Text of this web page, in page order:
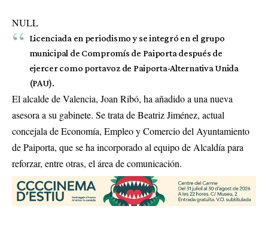
NULL
Licenciada en periodismo y se integró en el grupo
municipal de Compromís de Paiporta después de
ejercer como portavoz de Paiporta-Alternativa Unida
(PAU).
El alcalde de Valencia, Joan Ribó, ha añadido a una nueva
asesora a su gabinete. Se trata de Beatriz Jiménez, actual
concejala de Economía, Empleo y Comercio del Ayuntamiento
de Paiporta, que se ha incorporado al equipo de Alcaldía para
reforzar, entre otras, el área de comunicación.